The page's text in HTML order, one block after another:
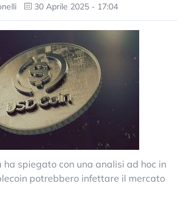
30 Aprile 2025 - 17:04
ha spiegato con una analisi ad hoc in
potrebbero infettare il mercato